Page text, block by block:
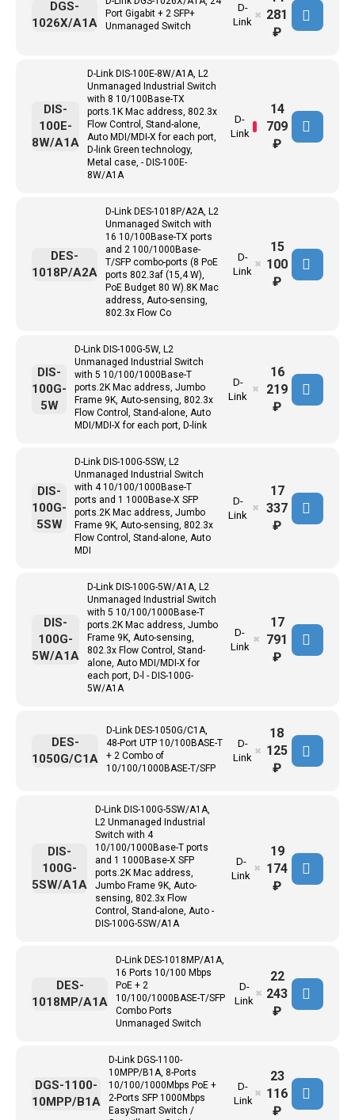
Port Gigabit + 2 SFP+
Unmanaged Switch
D-
Link
DGS-
1026X/A1A
✖
281
₽
D-Link DIS-100E-8W/A1A, L2
Unmanaged Industrial Switch
with 8 10/100Base-TX
ports.1K Mac address, 802.3x
Flow Control, Stand-alone,
Auto MDI/MDI-X for each port,
D-link Green technology,
Metal case, - DIS-100E-
8W/A1A
D-
Link
DIS-
100E-
8W/A1A
14
709
₽
D-Link DES-1018P/A2A, L2
Unmanaged Switch with
16 10/100Base-TX ports
and 2 100/1000Base-
T/SFP combo-ports (8 PoE
ports 802.3af (15,4 W),
PoE Budget 80 W).8K Mac
address, Auto-sensing,
802.3x Flow Co
D-
Link
DES-
1018P/A2A
✖
15
100
₽
D-Link DIS-100G-5W, L2
Unmanaged Industrial Switch
with 5 10/100/1000Base-T
ports.2K Mac address, Jumbo
Frame 9K, Auto-sensing, 802.3x
Flow Control, Stand-alone, Auto
MDI/MDI-X for each port, D-link
D-
Link
DIS-
100G-
5W
✖
16
219
₽
D-Link DIS-100G-5SW, L2
Unmanaged Industrial Switch
with 4 10/100/1000Base-T
ports and 1 1000Base-X SFP
ports.2K Mac address, Jumbo
Frame 9K, Auto-sensing, 802.3x
Flow Control, Stand-alone, Auto
MDI
D-
Link
DIS-
100G-
5SW
✖
17
337
₽
D-Link DIS-100G-5W/A1A, L2
Unmanaged Industrial Switch
with 5 10/100/1000Base-T
ports.2K Mac address, Jumbo
Frame 9K, Auto-sensing,
802.3x Flow Control, Stand-
alone, Auto MDI/MDI-X for
each port, D-l - DIS-100G-
5W/A1A
D-
Link
DIS-
100G-
5W/A1A
✖
17
791
₽
D-Link DES-1050G/C1A,
48-Port UTP 10/100BASE-T
+ 2 Combo of
10/100/1000BASE-T/SFP
D-
Link
DES-
1050G/C1A
✖
18
125
₽
D-Link DIS-100G-5SW/A1A,
L2 Unmanaged Industrial
Switch with 4
10/100/1000Base-T ports
and 1 1000Base-X SFP
ports.2K Mac address,
Jumbo Frame 9K, Auto-
sensing, 802.3x Flow
Control, Stand-alone, Auto -
DIS-100G-5SW/A1A
D-
Link
DIS-
100G-
5SW/A1A
✖
19
174
₽
D-Link DES-1018MP/A1A,
16 Ports 10/100 Mbps
PoE + 2
10/100/1000BASE-T/SFP
Combo Ports
Unmanaged Switch
D-
Link
DES-
1018MP/A1A
✖
22
243
₽
D-Link DGS-1100-
10MPP/B1A, 8-Ports
10/100/1000Mbps PoE +
2-Ports SFP 1000Mbps
EasySmart Switch /
D-
Link
DGS-1100-
10MPP/B1A
✖
23
116
₽